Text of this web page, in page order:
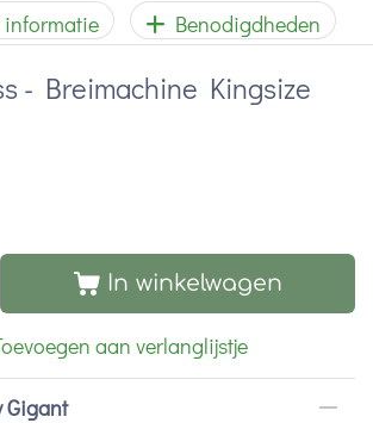
informatie Benodigdheden
- Breimachine Kingsize
In winkelwagen
aan verlanglijstje
Gigant